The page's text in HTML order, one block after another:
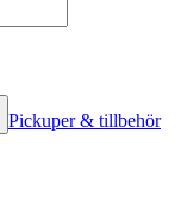
Pickuper & tillbehör